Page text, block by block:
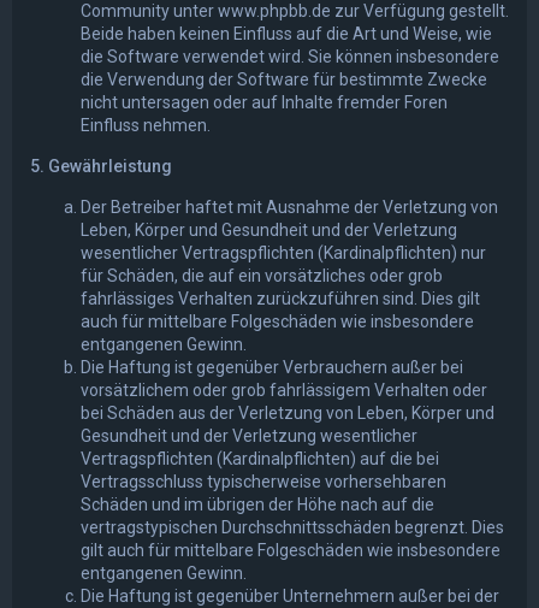
Community unter www.phpbb.de zur Verfügung gestellt.
Beide haben keinen Einfluss auf die Art und Weise, wie
die Software verwendet wird. Sie können insbesondere
die Verwendung der Software für bestimmte Zwecke
nicht untersagen oder auf Inhalte fremder Foren
Einfluss nehmen.
5. Gewährleistung
Der Betreiber haftet mit Ausnahme der Verletzung von
Leben, Körper und Gesundheit und der Verletzung
wesentlicher Vertragspflichten (Kardinalpflichten) nur
für Schäden, die auf ein vorsätzliches oder grob
fahrlässiges Verhalten zurückzuführen sind. Dies gilt
auch für mittelbare Folgeschäden wie insbesondere
entgangenen Gewinn.
Die Haftung ist gegenüber Verbrauchern außer bei
vorsätzlichem oder grob fahrlässigem Verhalten oder
bei Schäden aus der Verletzung von Leben, Körper und
Gesundheit und der Verletzung wesentlicher
Vertragspflichten (Kardinalpflichten) auf die bei
Vertragsschluss typischerweise vorhersehbaren
Schäden und im übrigen der Höhe nach auf die
vertragstypischen Durchschnittsschäden begrenzt. Dies
gilt auch für mittelbare Folgeschäden wie insbesondere
entgangenen Gewinn.
Die Haftung ist gegenüber Unternehmern außer bei der